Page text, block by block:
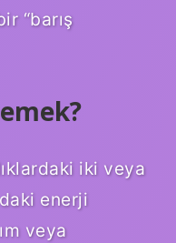
“barış
iki veya
enerji
veya